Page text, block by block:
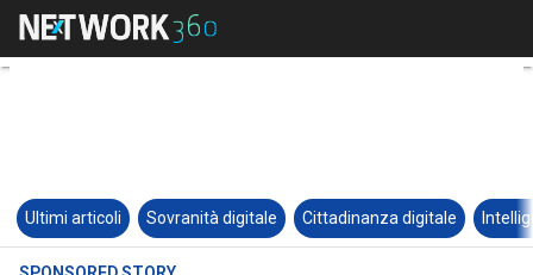
Ultimi articoli Sovranità digitale Cittadinanza digitale